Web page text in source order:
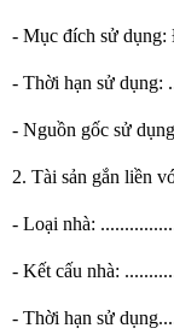
- Mục đích sử dụng:
- Thời hạn sử dụng:
- Nguồn gốc sử
2. Tài sản gắn liền
- Loại nhà:
- Kết cấu nhà:
- Thời hạn sử